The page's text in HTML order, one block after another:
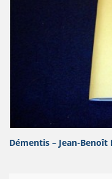
Démentis – Jean-